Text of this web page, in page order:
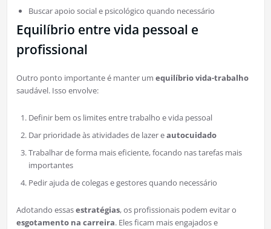
Buscar apoio social e psicológico quando necessário
Equilíbrio entre vida pessoal e
profissional
Outro ponto importante é manter um equilíbrio vida-trabalho
saudável. Isso envolve:
Definir bem os limites entre trabalho e vida pessoal
Dar prioridade às atividades de lazer eautocuidado
Trabalhar de forma mais eficiente, focando nas tarefas mais
importantes
Pedir ajuda de colegas e gestores quando necessário
Adotando essasestratégias, os profissionais podem evitar o
esgotamento na carreira. Eles ficam mais engajados e